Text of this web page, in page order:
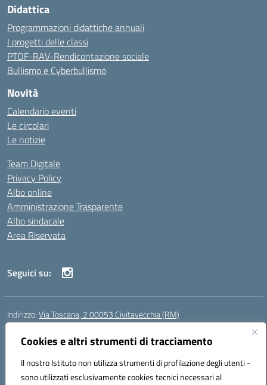
Cookies e altri strumenti di tracciamento
Il nostro Istituto non utilizza strumenti di profilazione degli utenti -
sono utilizzati esclusivamente cookies tecnici necessari al
Didattica
Programmazioni didattiche annuali
I progetti delle classi
PTOF-RAV-Rendicontazione sociale
Bullismo e Cyberbullismo
Novità
Calendario eventi
Le circolari
Le notizie
Team Digitale
Privacy Policy
Albo online
Amministrazione Trasparente
Albo sindacale
Area Riservata
Seguici su:
Indirizzo:Via Toscana, 2 00053 Civitavecchia (RM)
Centralino:
Posta elettronica certificata (PEC):rmic8b900g@pec.istruzione.it
Codice fiscale: 91038380589
Codice meccanografico:RMIC8B900G